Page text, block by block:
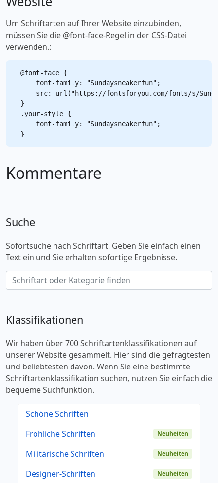
Um Schriftarten auf Ihrer Website einzubinden,
müssen Sie die @font-face-Regel in der CSS-Datei
verwenden.:
@font-face {
    font-family: "Sundaysneakerfun";
src: url("https://fontsforyou.com/fonts/s/
}
.your-style {
    font-family: "Sundaysneakerfun";
Kommentare
Suche
Sofortsuche nach Schriftart. Geben Sie einfach einen
Text ein und Sie erhalten sofortige Ergebnisse.
Klassifikationen
Wir haben über 700 Schriftartenklassifikationen auf
unserer Website gesammelt. Hier sind die gefragtesten
und beliebtesten davon. Wenn Sie eine bestimmte
Schriftartenklassifikation suchen, nutzen Sie einfach die
bequeme Suchfunktion.
Schöne Schriften
Fröhliche Schriften
Neuheiten
Militärische Schriften Neuheiten
Designer-Schriften Neuheiten